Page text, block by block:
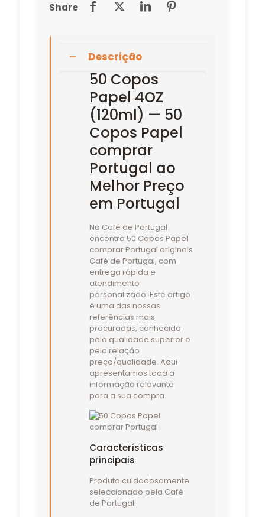
Share
Descrição
50 Copos
Papel 4OZ
(120ml) — 50
Copos Papel
comprar
Portugal ao
Melhor Preço
em Portugal
Na Café de Portugal
encontra 50 Copos Papel
comprar Portugal originais
Café de Portugal, com
entrega rápida e
atendimento
personalizado. Este artigo
é uma das nossas
referências mais
procuradas, conhecido
pela qualidade superior e
pela relação
preço/qualidade. Aqui
apresentamos toda a
informação relevante
para a sua compra.
Características
principais
Produto cuidadosamente
seleccionado pela Café
de Portugal.